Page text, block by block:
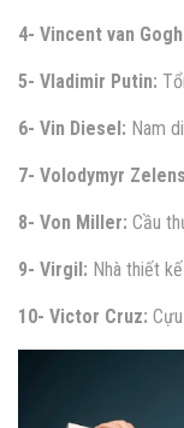
4- Vincent van
5- Vladimir Putin:
6- Vin Diesel: Nam
7- Volodymyr
8- Von Miller: Cầu
9- Virgil: Nhà thiết
10- Victor Cruz: